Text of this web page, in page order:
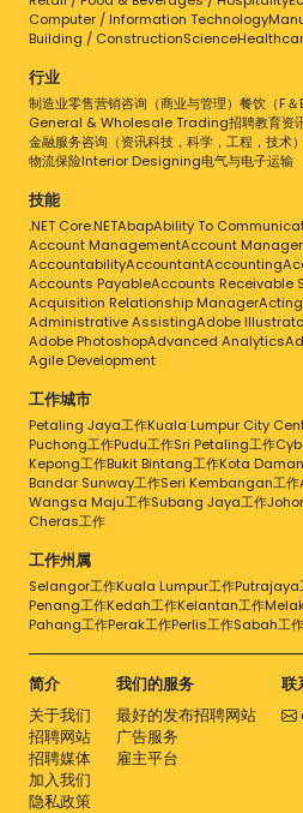
Computer / Information Technology
Building / ConstructionScience
行业
制造业零售营销咨询（商业与管理） 餐饮（F＆B
General & Wholesale Trading招聘教育资
金融服务咨询（资讯科技，科学，工程，技术）
物流保险Interior Designing电气与电子运输
技能
.NET Core.NETAbapAbility To
Account ManagementAccount Manager
AccountabilityAccountantAccounting
Accounts PayableAccounts Receivable
Acquisition Relationship ManagerActing
Administrative AssistingAdobe
Adobe PhotoshopAdvanced Analytics
Agile Development
工作城市
Petaling Jaya工作Kuala Lumpur City
Puchong工作Pudu工作Sri Petaling工作
Kepong工作Bukit Bintang工作Kota
Bandar Sunway工作Seri Kembangan工作
Wangsa Maju工作Subang Jaya工作
Cheras工作
工作州属
Selangor工作Kuala Lumpur工作Putrajaya
Penang工作Kedah工作Kelantan工作
Pahang工作Perak工作Perlis工作Sabah工作
简介
关于我们
招聘网站
招聘媒体
加入我们
隐私政策
我们的服务
最好的发布招聘网站
广告服务
雇主平台
联